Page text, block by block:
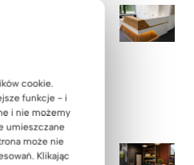
cookie.
funkcje - i
i nie możemy
umieszczane
może nie
Klikając